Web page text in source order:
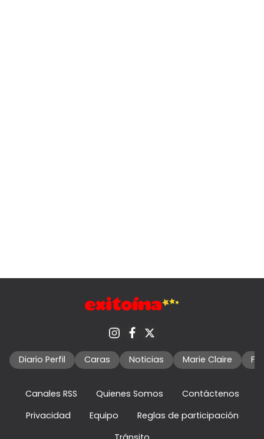
Diario Perfil Caras Noticias Marie Claire
Canales RSS Quienes Somos
Contáctenos
Privacidad
Equipo
Reglas de participación